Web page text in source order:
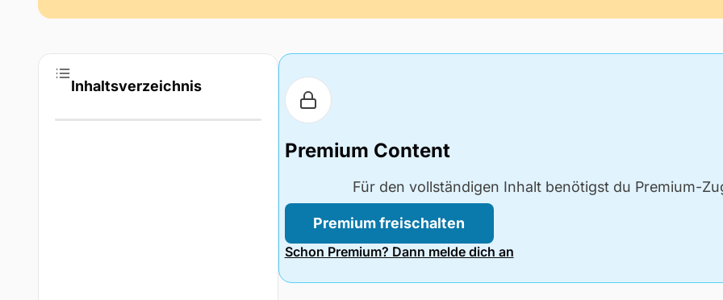
Inhaltsverzeichnis
Premium Content
Für den vollständigen Inhalt benötigst du Premium-
Premium freischalten
Schon Premium? Dann melde dich an